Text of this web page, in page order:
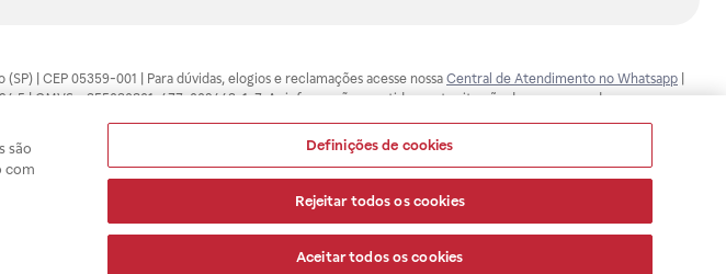
(SP) | CEP 05359-001 | Para dúvidas, elogios e reclamações acesse nossa Central de Atendimento no Whatsapp
| CMVS - 355030801-477-002443-1-7. As informações contidas neste site não devem ser usadas para
médico está apto a diagnosticar qualquer problema de saúde e prescrever o tratamento adequado. Ao
compras feitas pela internet. Maiores esclarecimentos, consultar o site: www.anvisa.gov.br. A Raia Drogasil
A privacidade e a segurança dos clientes são compromissos da Raia Drogasil SA. Todos os pedidos
são
com
Definições de cookies
Rejeitar todos os cookies
Aceitar todos os cookies